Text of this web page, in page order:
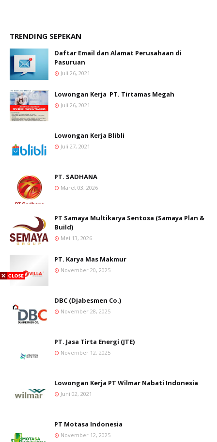
TRENDING SEPEKAN
Daftar Email dan Alamat Perusahaan di
Pasuruan
Juli 26, 2021
Lowongan Kerja PT. Tirtamas Megah
Juli 26, 2021
Lowongan Kerja Blibli
Juli 27, 2021
PT. SADHANA
Maret 03, 2026
PT Samaya Multikarya Sentosa (Samaya Plan &
Build)
Mei 13, 2026
PT. Karya Mas Makmur
November 20, 2025
DBC (Djabesmen Co.)
November 28, 2025
PT. Jasa Tirta Energi (JTE)
November 12, 2025
Lowongan Kerja PT Wilmar Nabati Indonesia
Juni 02, 2021
PT Motasa Indonesia
November 12, 2025